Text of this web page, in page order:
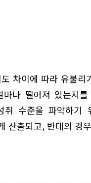
차이에 따라 유불리
마나 떨어져 있는지
수준을 파악하기
산출되고, 반대의 경